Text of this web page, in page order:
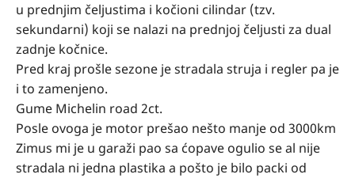
u prednjim čeljustima i kočioni cilindar (tzv.
sekundarni) koji se nalazi na prednjoj čeljusti za dual
zadnje kočnice.
Pred kraj prošle sezone je stradala struja i regler pa je
i to zamenjeno.
Gume Michelin road 2ct.
Posle ovoga je motor prešao nešto manje od 3000km
Zimus mi je u garaži pao sa ćopave ogulio se al nije
stradala ni jedna plastika a pošto je bilo packi od